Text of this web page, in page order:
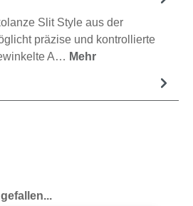
Slit Style aus der
präzise und kontrollierte
A… Mehr